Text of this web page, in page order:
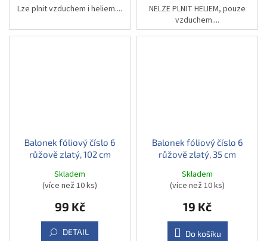
Lze plnit vzduchem i heliem....
NELZE PLNIT HELIEM, pouze
vzduchem....
Balonek fóliový číslo 6
růžově zlatý, 102 cm
Skladem
(více než 10 ks)
99 Kč
DETAIL
Balonek fóliový číslo 6
růžově zlatý, 35 cm
Skladem
(více než 10 ks)
19 Kč
Do košíku